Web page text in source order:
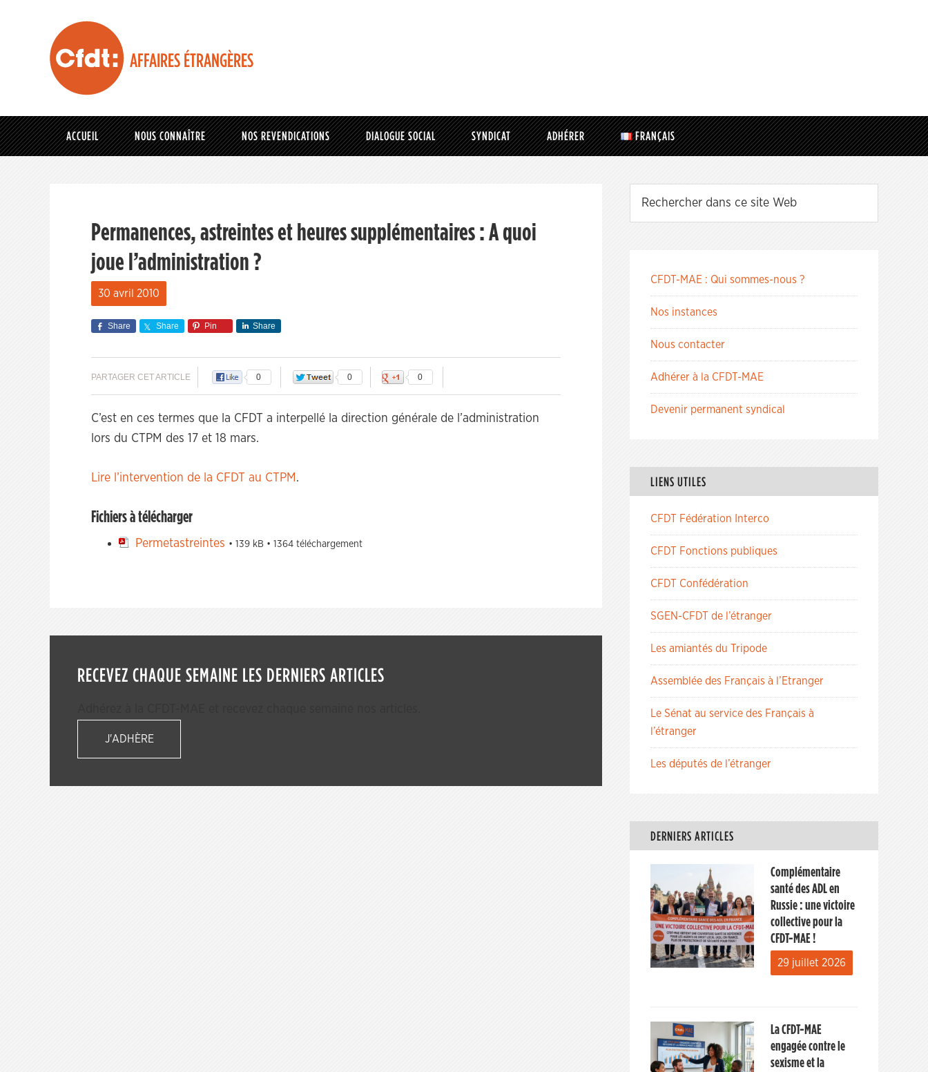
AFFAIRES ÉTRANGÈRES
ACCUEIL NOUS CONNAÎTRE NOS REVENDICATIONS DIALOGUE SOCIAL SYNDICAT ADHÉRER FRANÇAIS
Permanences, astreintes et heures supplémentaires : A quoi
joue l’administration ?
30 avril 2010
Share Share Pin Share
PARTAGER CET ARTICLE 0 0 0
C’est en ces termes que la CFDT a interpellé la direction générale de l’administration
lors du CTPM des 17 et 18 mars.
Lire l’intervention de la CFDT au CTPM .
Fichiers à télécharger
Permetastreintes • 139 kB • 1364 téléchargement
RECEVEZ CHAQUE SEMAINE LES DERNIERS ARTICLES
J'ADHÈRE
CFDT-MAE : Qui sommes-nous ?
Nos instances
Nous contacter
Adhérer à la CFDT-MAE
Devenir permanent syndical
LIENS UTILES
CFDT Fédération Interco
CFDT Fonctions publiques
CFDT Confédération
SGEN-CFDT de l’étranger
Les amiantés du Tripode
Assemblée des Français à l’Etranger
Le Sénat au service des Français à
l’étranger
Les députés de l’étranger
DERNIERS ARTICLES
Complémentaire
santé des ADL en
Russie : une victoire
collective pour la
CFDT-MAE !
29 juillet 2026
La CFDT-MAE
engagée contre le
sexisme et la